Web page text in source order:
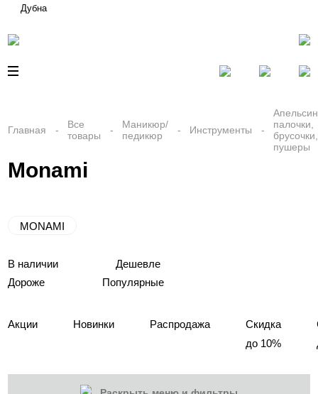
Дубна
Главная
Все
товары
Маникюр/
педикюр
Инструменты
палочки,
брусочки,
пушеры
Monami
MONAMI
В наличии
Дешевле
Дороже
Популярные
Акции Новинки Распродажа
Скидка
до 10%